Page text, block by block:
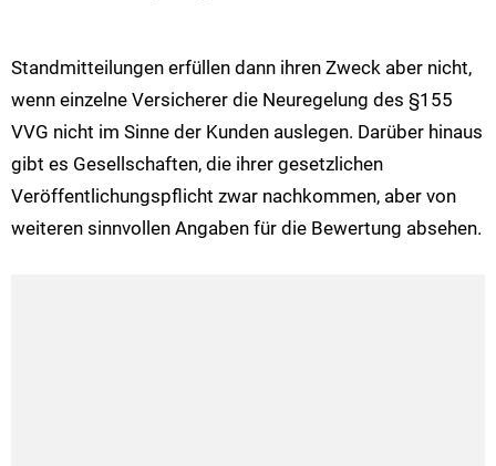
Standmitteilungen erfüllen dann ihren Zweck aber nicht,
wenn einzelne Versicherer die Neuregelung des §155
VVG nicht im Sinne der Kunden auslegen. Darüber hinaus
gibt es Gesellschaften, die ihrer gesetzlichen
Veröffentlichungspflicht zwar nachkommen, aber von
weiteren sinnvollen Angaben für die Bewertung absehen.